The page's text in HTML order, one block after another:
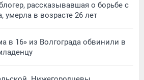
рассказывавшая о борьбе с
умерла в возрасте 26 лет
в 16» из Волгограда обвинили в